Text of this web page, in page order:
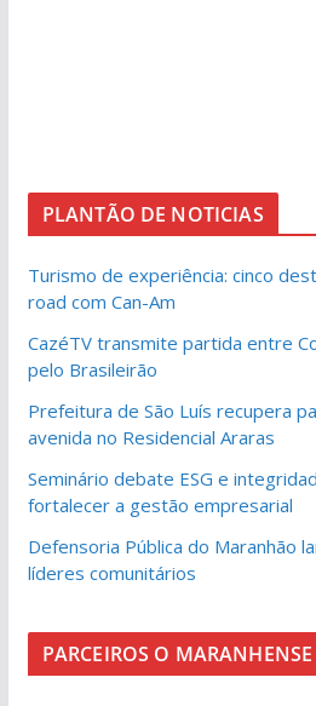
PLANTÃO DE NOTICIAS
Turismo de experiência: cinco
road com Can-Am
CazéTV transmite partida entre
pelo Brasileirão
Prefeitura de São Luís recupera
avenida no Residencial Araras
Seminário debate ESG e
fortalecer a gestão empresarial
Defensoria Pública do Maranhão
líderes comunitários
PARCEIROS O MARANHENSE